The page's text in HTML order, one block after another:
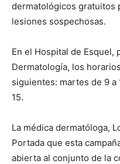
dermatológicos gratuitos
lesiones sospechosas.
En el Hospital de Esquel,
Dermatología, los
siguientes: martes de 9 a
15.
La médica dermatóloga,
Portada que esta
abierta al conjunto de la